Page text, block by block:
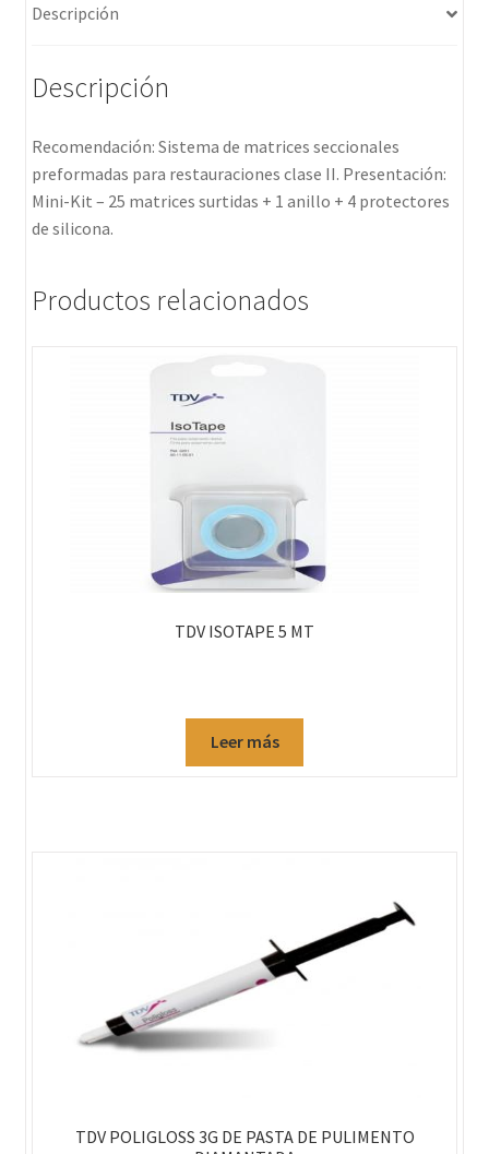
Descripción
Descripción
Recomendación: Sistema de matrices seccionales
preformadas para restauraciones clase II. Presentación:
Mini-Kit – 25 matrices surtidas + 1 anillo + 4 protectores
de silicona.
Productos relacionados
TDV ISOTAPE 5 MT
Leer más
TDV POLIGLOSS 3G DE PASTA DE PULIMENTO